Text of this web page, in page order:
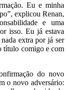
Eu e minha
explicou Renan,
e uma
isso. Eu já estava
extra por já ser
título comigo e com
do novo
o novo adversário: